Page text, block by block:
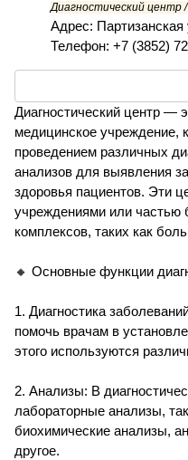
Диагностический центр /
Адрес:
Телефон: +7 (3852)
Диагностический центр —
медицинское учреждение,
проведением различных
анализов для выявления
здоровья пациентов. Эти
учреждениями или частью
комплексов, таких как
🔸 Основные функции
1. Диагностика
помочь врачам в
этого используются
2. Анализы: В
лабораторные анализы,
биохимические анализы,
другое.